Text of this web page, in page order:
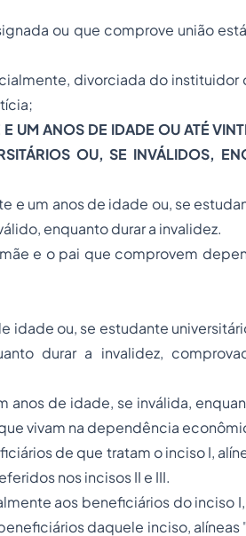
ou que comprove união
divorciada do instituidor
UM ANOS DE IDADE OU ATÉ
OU, SE INVÁLIDOS,
e um anos de idade ou, se
enquanto durar a invalidez.
e o pai que comprovem
idade ou, se estudante
durar a invalidez,
anos de idade, se inválida,
vivam na dependência
de que tratam o inciso I,
nos incisos II e III.
aos beneficiários do inciso I,
daquele inciso, alíneas